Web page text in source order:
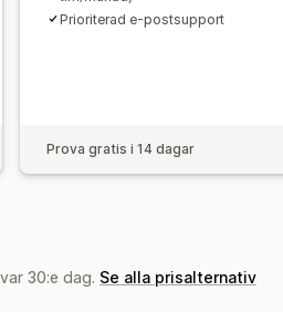
Prioriterad e-postsupport
Prova gratis i 14 dagar
30:e dag. Se alla prisalternativ